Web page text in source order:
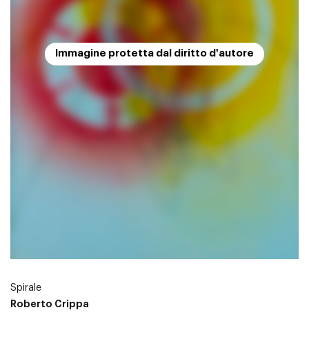
Immagine protetta dal diritto d'autore
Spirale
Roberto Crippa